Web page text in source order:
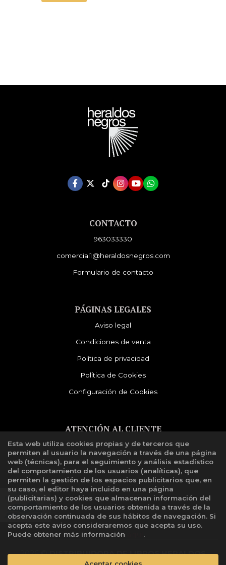
CONTACTO
963033330
comercial1@heraldosnegros.com
Formulario de contacto
PÁGINAS LEGALES
Aviso legal
Condiciones de venta
Política de privacidad
Política de Cookies
Configuración de Cookies
ATENCIÓN AL CLIENTE
Quiénes somos
Libro de reclamaciones
2026 ©DISTRIBUIDORA DE LIBROS HERALDOS
Esta web utiliza cookies propias y de terceros que
permiten al usuario la navegación a través de una página
web (técnicas), para el seguimiento y análisis estadístico
del comportamiento de los usuarios (analíticas), que
permiten la gestión de los espacios publicitarios que, en
su caso, el editor haya incluido en una página
(publicitarias) y cookies que almacenan información del
comportamiento de los usuarios obtenida a través de la
observación continuada de sus hábitos de navegación. Si
acepta este aviso consideraremos que acepta su uso.
Puede obtener más información
.